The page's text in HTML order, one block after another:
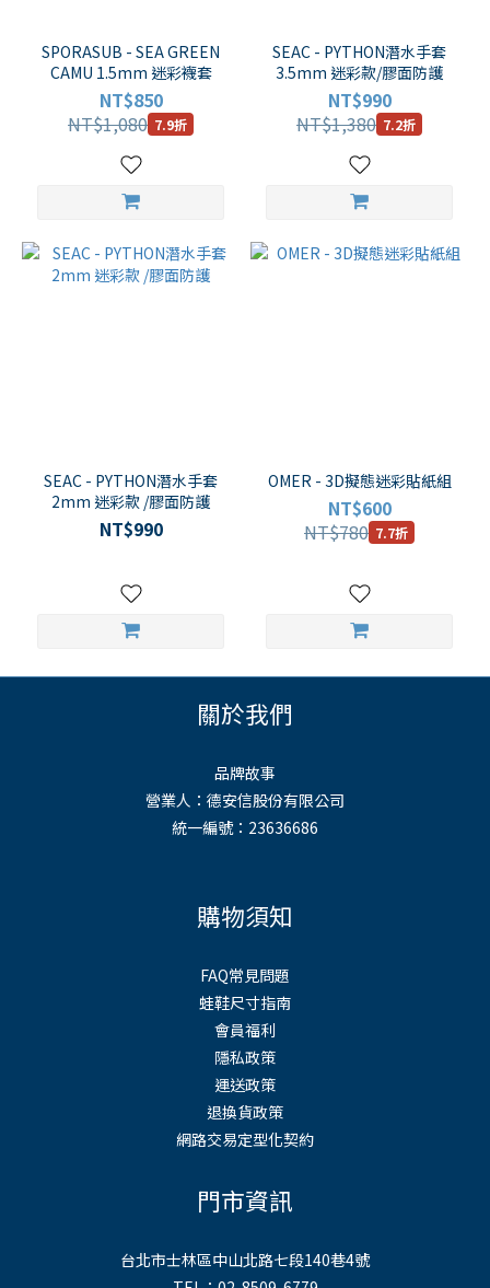
SPORASUB - SEA GREEN
CAMU 1.5mm 迷彩襪套
NT$850
NT$1,080 7.9折
SEAC - PYTHON潛水手套
3.5mm 迷彩款/膠面防護
NT$990
NT$1,380 7.2折
SEAC - PYTHON潛水手套
2mm 迷彩款 /膠面防護
NT$990
OMER - 3D擬態迷彩貼紙組
NT$600
NT$780 7.7折
關於我們
品牌故事
營業人：德安信股份有限公司
統一編號：23636686
購物須知
FAQ常見問題
蛙鞋尺寸指南
會員福利
隱私政策
運送政策
退換貨政策
網路交易定型化契約
門市資訊
台北市士林區中山北路七段140巷4號